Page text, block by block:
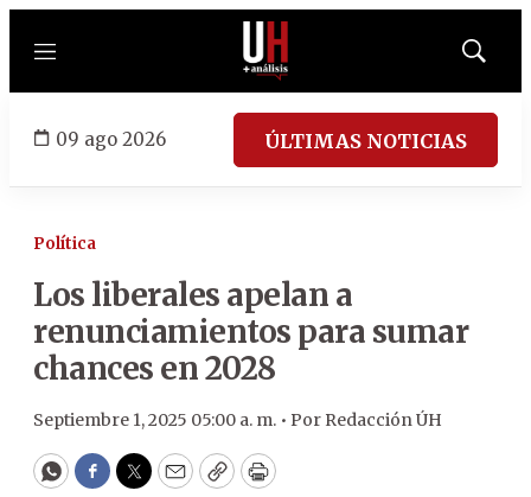
Menú
Mostrar
09 ago 2026 ÚLTIMAS NOTICIAS
Política
Los liberales apelan a
renunciamientos para sumar
chances en 2028
Septiembre 1, 2025 05:00 a. m. • Por Redacción ÚH
WhatsApp
Facebook
Twitter
EmailCopyPrint